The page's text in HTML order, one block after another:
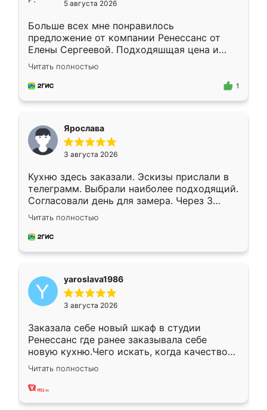
5 августа 2026
Больше всех мне понравилось
предложение от компании Ренессанс от
Елены Сергеевой. Подходяшщая цена и
короткие сроки изготовления. Приехавший
для замера сотрудник Владислав
предложил по моему эскизу самый
Читать полностью
1
Ярослава
3 августа 2026
Кухню здесь заказали. Эскизы прислали в
телеграмм. Выбрали наиболее подходящий.
Согласовали день для замера. Через 3
недели кухня была уже готова. Остались
довольны работой. Спасибо Ренессанс
мебель за качественную работу!
Читать полностью
yaroslava1986
3 августа 2026
Заказала себе новый шкаф в студии
Ренессанс где ранее заказывала себе
новую кухню.Чего искать, когда качеством
вполне довольна. Служит кухня уже почти
два года, нареканий нет.
Читать полностью